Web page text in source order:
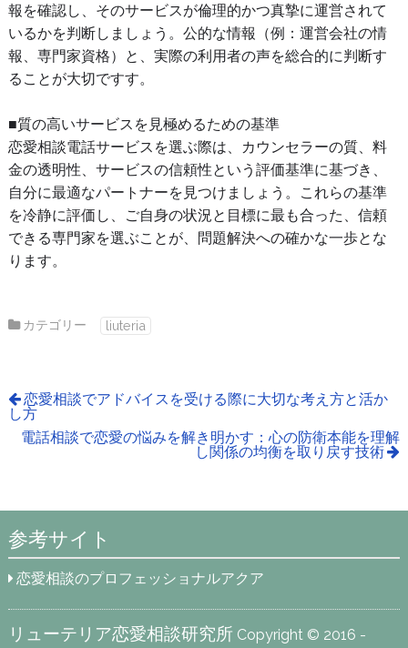
報を確認し、そのサービスが倫理的かつ真摯に運営されて
いるかを判断しましょう。公的な情報（例：運営会社の情
報、専門家資格）と、実際の利用者の声を総合的に判断す
ることが大切ですす。
■質の高いサービスを見極めるための基準
恋愛相談電話サービスを選ぶ際は、カウンセラーの質、料
金の透明性、サービスの信頼性という評価基準に基づき、
自分に最適なパートナーを見つけましょう。これらの基準
を冷静に評価し、ご自身の状況と目標に最も合った、信頼
できる専門家を選ぶことが、問題解決への確かな一歩とな
ります。
カテゴリー liuteria
恋愛相談でアドバイスを受ける際に大切な考え方と活か
し方
電話相談で恋愛の悩みを解き明かす：心の防衛本能を理解
し関係の均衡を取り戻す技術
参考サイト
恋愛相談のプロフェッショナルアクア
リューテリア恋愛相談研究所 Copyright © 2016 -